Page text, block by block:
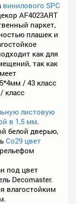
винилового SPC
AF4023ART
паркет,
плашек и
как для
так как
/ 43 класс
класс
листовую
в 1,5 мм.
белой дверью,
Co29 цвет
под цвет
Decomaster.
влагостойким